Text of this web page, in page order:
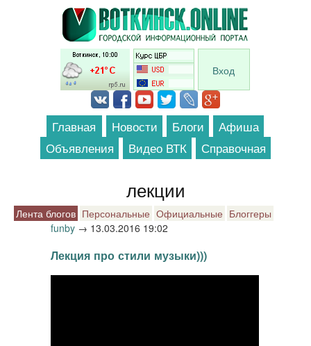
Перейти к основному содержанию
Вход
Главная Новости Блоги
Афиша
Объявления
Видео ВТК Справочная
лекции
Лента блогов Персональные Официальные Блоггеры
funby → 13.03.2016 19:02
Лекция про стили музыки)))